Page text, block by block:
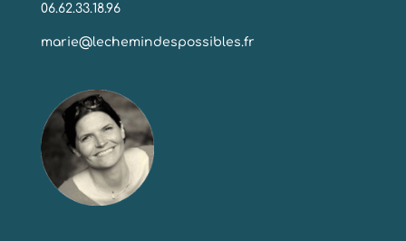
06.62.33.18.96
marie@lechemindespossibles.fr